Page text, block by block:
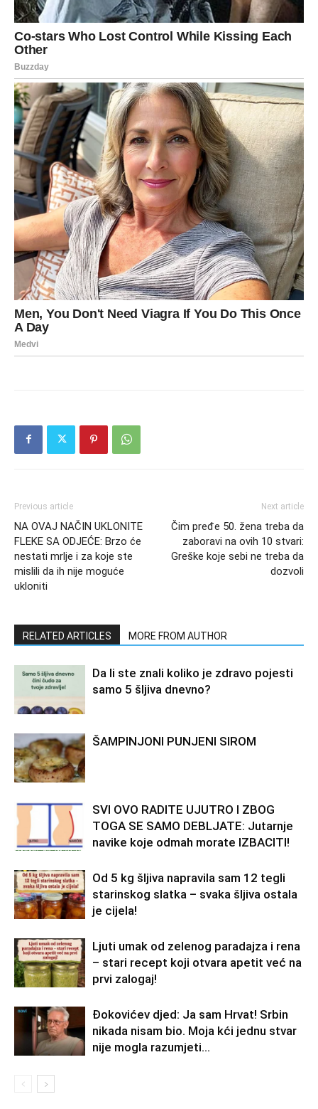
Previous article
NA OVAJ NAČIN UKLONITE
FLEKE SA ODJEĆE: Brzo će
nestati mrlje i za koje ste
mislili da ih nije moguće
ukloniti
Next article
Čim pređe 50. žena treba da
zaboravi na ovih 10 stvari:
Greške koje sebi ne treba da
dozvoli
RELATED ARTICLES MORE FROM AUTHOR
Da li ste znali koliko je zdravo pojesti
samo 5 šljiva dnevno?
ŠAMPINJONI PUNJENI SIROM
SVI OVO RADITE UJUTRO I ZBOG
TOGA SE SAMO DEBLJATE: Jutarnje
navike koje odmah morate IZBACITI!
Od 5 kg šljiva napravila sam 12 tegli
starinskog slatka – svaka šljiva ostala
je cijela!
Ljuti umak od zelenog paradajza i rena
– stari recept koji otvara apetit već na
prvi zalogaj!
Đokovićev djed: Ja sam Hrvat! Srbin
nikada nisam bio. Moja kći jednu stvar
nije mogla razumjeti…